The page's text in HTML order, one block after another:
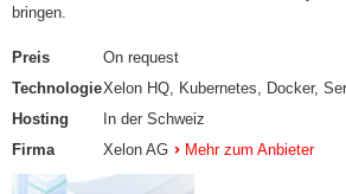
bringen.
Preis
On request
TechnologieXelon HQ, Kubernetes, Docker,
Hosting
In der Schweiz
Firma
Xelon AG Mehr zum Anbieter